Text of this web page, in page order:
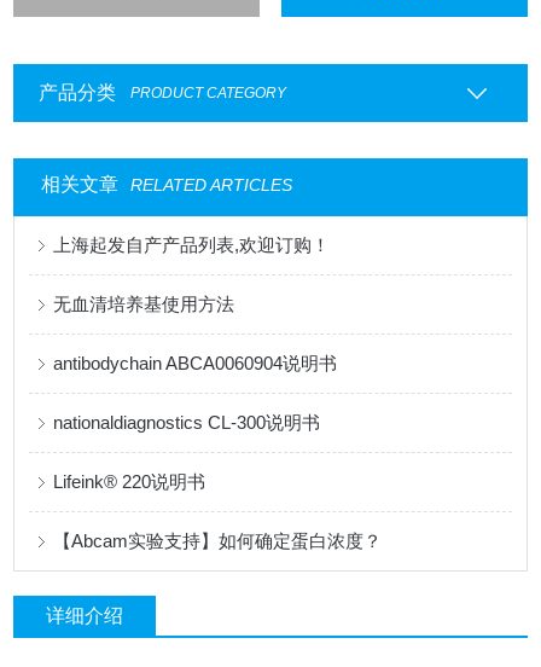
产品分类 PRODUCT CATEGORY
相关文章 RELATED ARTICLES
上海起发自产产品列表,欢迎订购！
无血清培养基使用方法
antibodychain ABCA0060904说明书
nationaldiagnostics CL-300说明书
Lifeink® 220说明书
【Abcam实验支持】如何确定蛋白浓度？
详细介绍